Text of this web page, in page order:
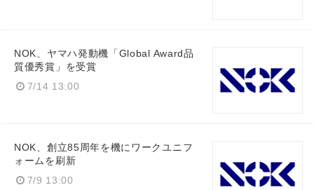
NOK、ヤマハ発動機「Global Award品
質優秀賞」を受賞
7/14 13:00
NOK、創立85周年を機にワークユニフ
ォームを刷新
7/9 13:00